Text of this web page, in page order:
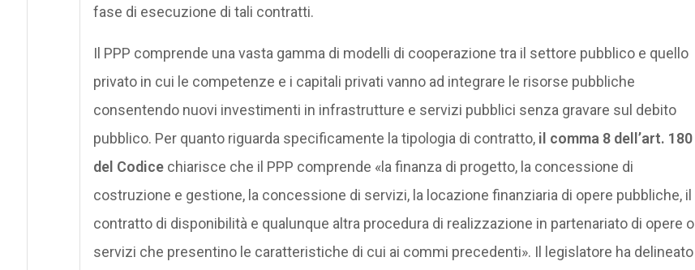
fase di esecuzione di tali contratti.
Il PPP comprende una vasta gamma di modelli di cooperazione tra il settore pubblico e quello
privato in cui le competenze e i capitali privati vanno ad integrare le risorse pubbliche
consentendo nuovi investimenti in infrastrutture e servizi pubblici senza gravare sul debito
pubblico. Per quanto riguarda specificamente la tipologia di contratto, il comma 8 dell’art. 180
del Codicechiarisce che il PPP comprende «la finanza di progetto, la concessione di
costruzione e gestione, la concessione di servizi, la locazione finanziaria di opere pubbliche, il
contratto di disponibilità e qualunque altra procedura di realizzazione in partenariato di opere o
servizi che presentino le caratteristiche di cui ai commi precedenti». Il legislatore ha delineato